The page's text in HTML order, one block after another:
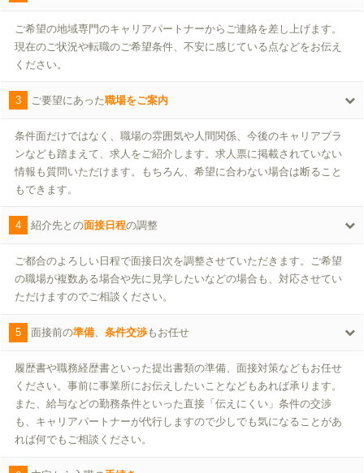
ご希望の地域専門のキャリアパートナーからご連絡を差し上げます。
現在のご状況や転職のご希望条件、不安に感じている点などをお伝え
ください。
3 ご要望にあった職場をご案内
条件面だけではなく、職場の雰囲気や人間関係、今後のキャリアプラ
ンなども踏まえて、求人をご紹介します。求人票に掲載されていない
情報も質問いただけます。もちろん、希望に合わない場合は断ること
もできます。
4 紹介先との面接日程の調整
ご都合のよろしい日程で面接日次を調整させていただきます。ご希望
の職場が複数ある場合や先に見学したいなどの場合も、対応させてい
ただけますのでご相談ください。
5 面接前の準備、 条件交渉もお任せ
履歴書や職務経歴書といった提出書類の準備、面接対策などもお任せ
ください。事前に事業所にお伝えしたいことなどもあれば承ります。
また、給与などの勤務条件といった直接「伝えにくい」条件の交渉
も、キャリアパートナーが代行しますので少しでも気になることがあ
れば何でもご相談ください。